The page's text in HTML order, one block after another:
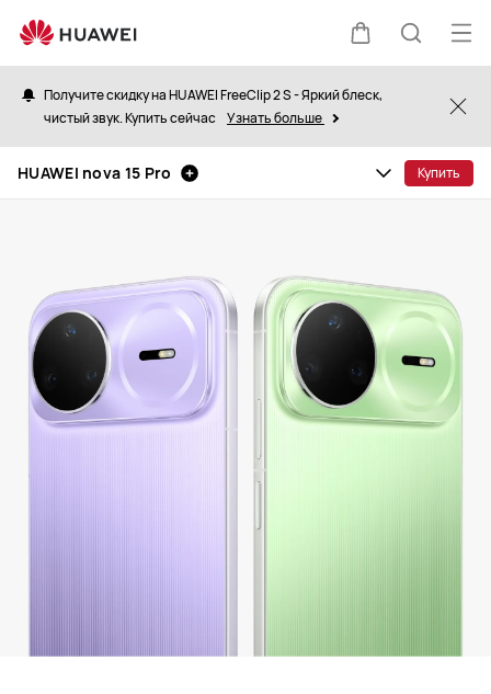
nova
15
Pro
Щупальца
Поиск
сайту
Получите скидку на HUAWEI FreeClip 2 S - Яркий блеск,
чистый звук. Купить сейчас Узнать больше
HUAWEI nova 15 Pro Купить